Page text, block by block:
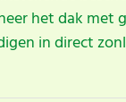
het dak met
in direct